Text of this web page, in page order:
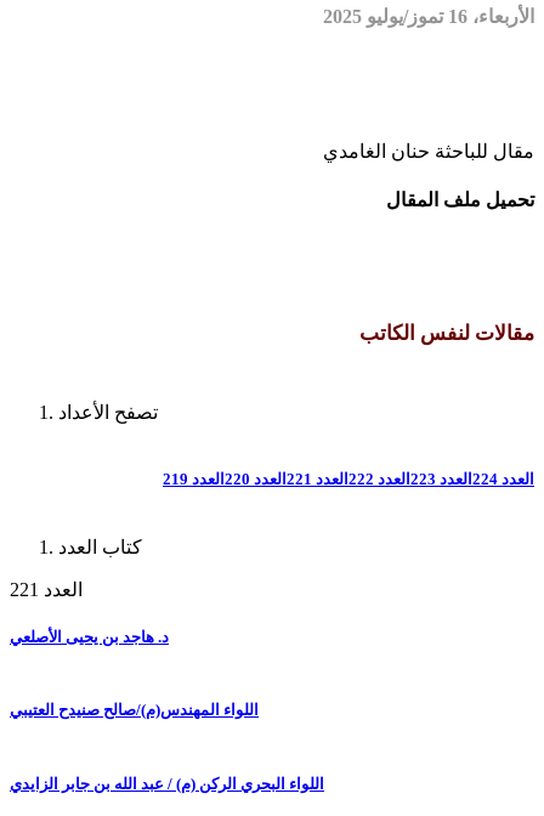
الأربعاء، 16 تموز/يوليو 2025
مقال للباحثة حنان الغامدي
تحميل ملف المقال
مقالات لنفس الكاتب
تصفح الأعداد
العدد 224 العدد 223 العدد 222 العدد 221 العدد 220 العدد 219
كتاب العدد
العدد 221
د. هاجد بن يحيى الأصلعي
اللواء المهندس(م)/صالح صنيدح العتيبي
اللواء البحري الركن (م) / عبد الله بن جابر الزايدي